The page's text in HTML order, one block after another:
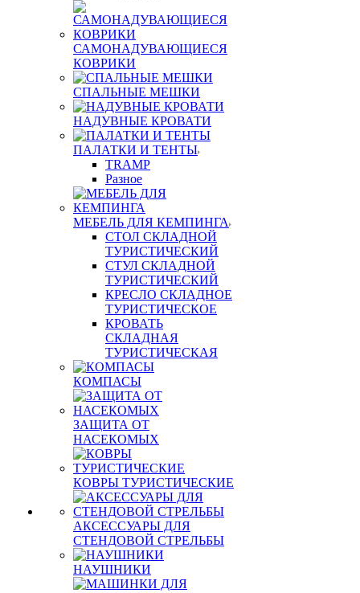
САМОНАДУВАЮЩИЕСЯ
КОВРИКИ
СПАЛЬНЫЕ МЕШКИ
НАДУВНЫЕ КРОВАТИ
ПАЛАТКИ И ТЕНТЫ
TRAMP
Разное
МЕБЕЛЬ ДЛЯ КЕМПИНГА
СТОЛ СКЛАДНОЙ
ТУРИСТИЧЕСКИЙ
СТУЛ СКЛАДНОЙ
ТУРИСТИЧЕСКИЙ
КРЕСЛО СКЛАДНОЕ
ТУРИСТИЧЕСКОЕ
КРОВАТЬ
СКЛАДНАЯ
ТУРИСТИЧЕСКАЯ
КОМПАСЫ
ЗАЩИТА ОТ
НАСЕКОМЫХ
КОВРЫ ТУРИСТИЧЕСКИЕ
АКСЕССУАРЫ ДЛЯ
СТЕНДОВОЙ СТРЕЛЬБЫ
НАУШНИКИ